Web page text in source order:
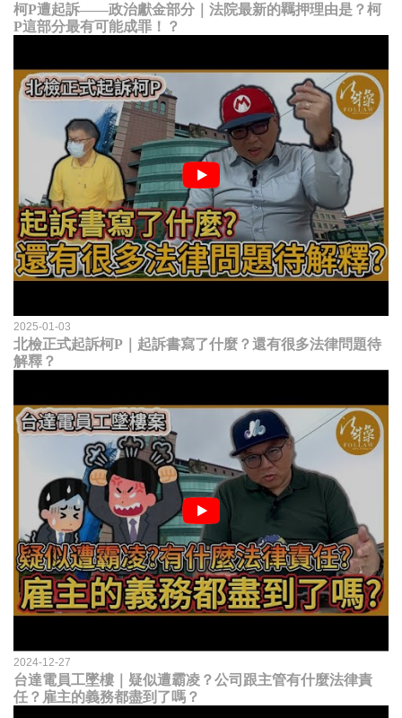
柯P遭起訴——政治獻金部分｜法院最新的羈押理由是？柯
P這部分最有可能成罪！？
2025-01-03
北檢正式起訴柯P｜起訴書寫了什麼？還有很多法律問題待
解釋？
2024-12-27
台達電員工墜樓｜疑似遭霸凌？公司跟主管有什麼法律責
任？雇主的義務都盡到了嗎？